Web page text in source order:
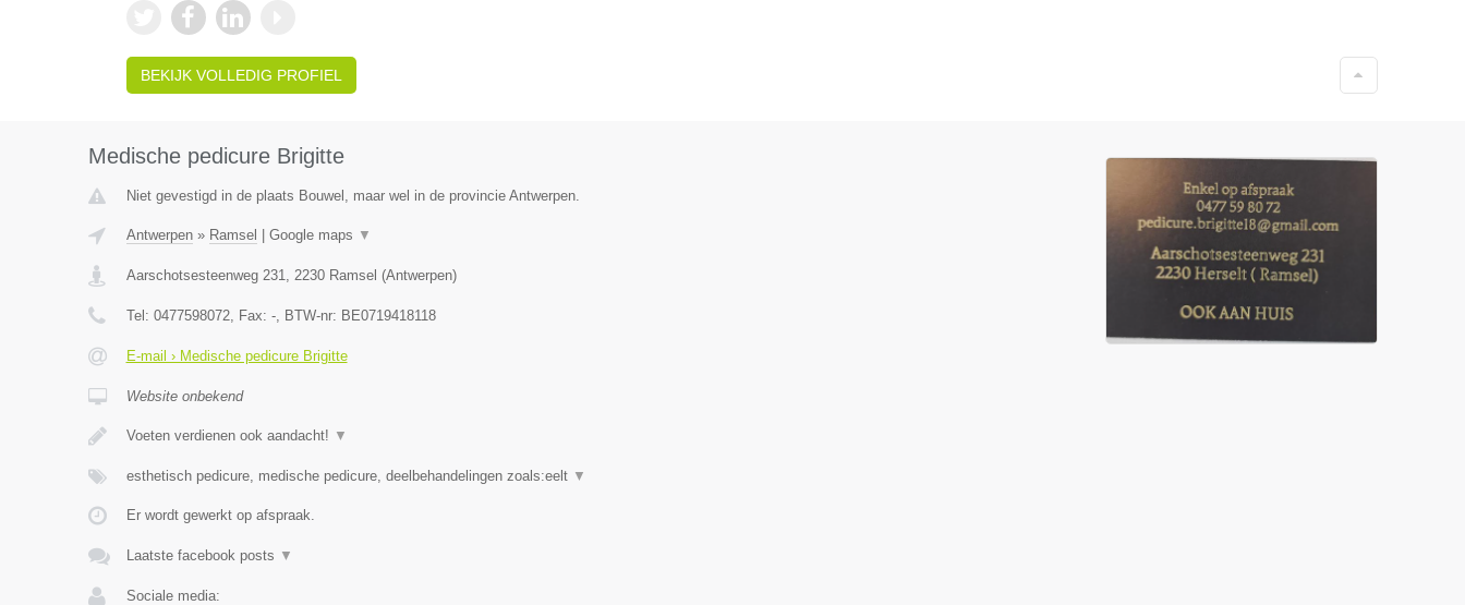
BEKIJK VOLLEDIG PROFIEL
Medische pedicure Brigitte
Niet gevestigd in de plaats Bouwel, maar wel in de provincie Antwerpen.
Antwerpen» Ramsel Google maps ▼
Aarschotsesteenweg 231, 2230 Ramsel (Antwerpen)
Tel: 0477598072, Fax: -, BTW-nr: BE0719418118
E-mail › Medische pedicure Brigitte
Website onbekend
Voeten verdienen ook aandacht! ▼
esthetisch pedicure, medische pedicure, deelbehandelingen zoals:eelt ▼
Er wordt gewerkt op afspraak.
Laatste facebook posts ▼
Sociale media: